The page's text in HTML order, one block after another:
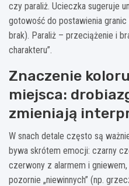
czy paraliż. Ucieczka sugeruje
gotowość do postawienia
brak). Paraliż – przeciążenie i
charakteru”.
Znaczenie
miejsca:
zmieniają
W snach detale często są
bywa skrótem emocji: czarny
czerwony z alarmem i
pozornie „niewinnych” (np.